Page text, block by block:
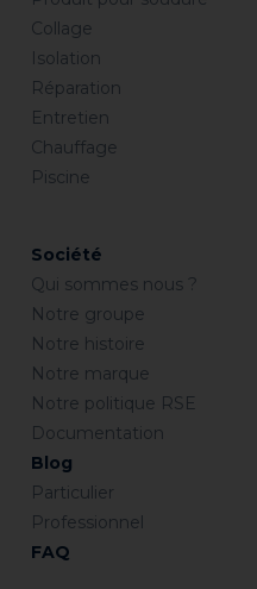
Collage
Isolation
Réparation
Entretien
Chauffage
Piscine
Société
Qui sommes nous ?
Notre groupe
Notre histoire
Notre marque
Notre politique RSE
Documentation
Blog
Particulier
Professionnel
FAQ